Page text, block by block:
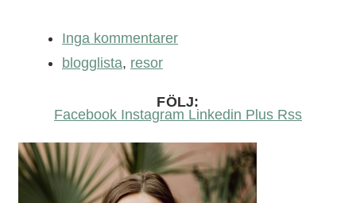
Inga kommentarer
blogglista, resor
FÖLJ:
Facebook Instagram Linkedin Plus Rss